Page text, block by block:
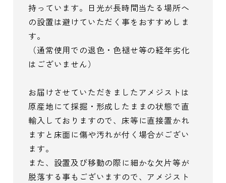
持っています。日光が長時間当たる場所へ
の設置は避けていただく事をおすすめしま
す。
（通常使用での退色・色褪せ等の経年劣化
はございません）
お届けさせていただきましたアメジストは
原産地にて採掘・形成したままの状態で直
輸入しておりますので、床等に直接置かれ
ますと床面に傷や汚れが付く場合がござい
ます。
また、設置及び移動の際に細かな欠片等が
脱落する事もございますので、アメジスト